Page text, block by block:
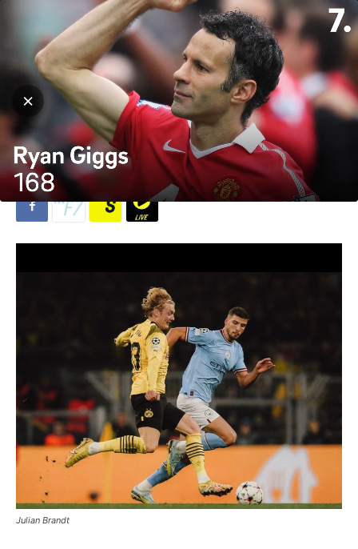
Hjem Fotball Bundesliga
Fotball Bundesliga Premier League
Flere toppklubber i kamp om
Julian Brandt
Lina Elisabeth Skottene 12. november 2023 907
Julian Brandt